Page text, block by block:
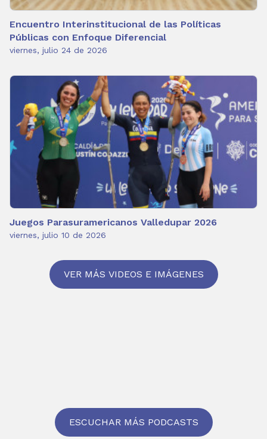
Encuentro Interinstitucional de las Políticas
Públicas con Enfoque Diferencial
viernes, julio 24 de 2026
Juegos Parasuramericanos Valledupar 2026
viernes, julio 10 de 2026
VER MÁS VIDEOS E IMÁGENES
ESCUCHAR MÁS PODCASTS